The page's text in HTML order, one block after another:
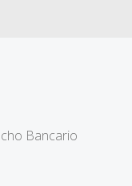
Bancario